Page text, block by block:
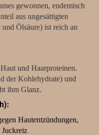
gewonnen, endemisch
aus ungesättigten
Ölsäure) ist reich an
und Haarproteinen.
der Kohlehydrate) und
ihm Glanz.
Hautentzündungen,
Juckreiz